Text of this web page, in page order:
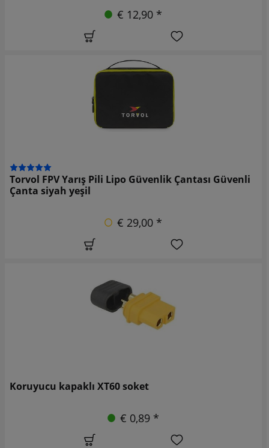
€ 12,90 *
Torvol FPV Yarış Pili Lipo Güvenlik Çantası Güvenli
Çanta siyah yeşil
€ 29,00 *
Koruyucu kapaklı XT60 soket
€ 0,89 *